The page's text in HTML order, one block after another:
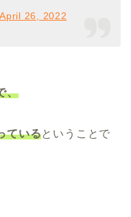
April 26, 2022
、
ているということで